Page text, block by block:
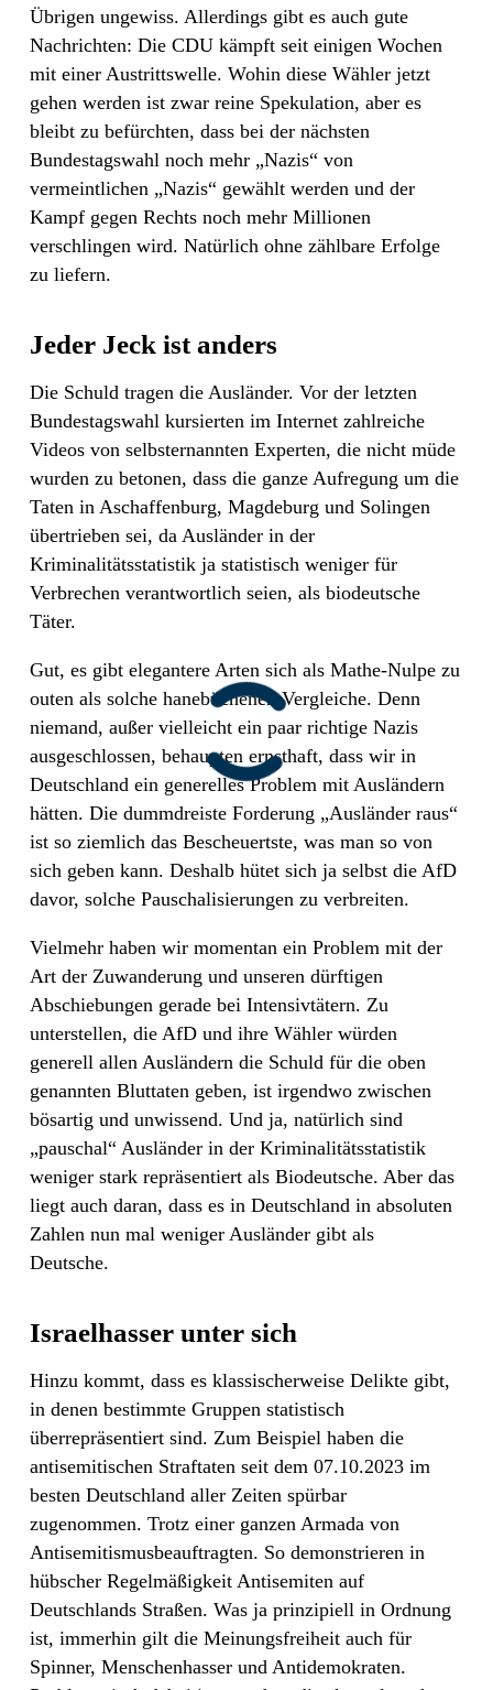
Übrigen ungewiss. Allerdings gibt es auch gute
Nachrichten: Die CDU kämpft seit einigen Wochen
mit einer Austrittswelle. Wohin diese Wähler jetzt
gehen werden ist zwar reine Spekulation, aber es
bleibt zu befürchten, dass bei der nächsten
Bundestagswahl noch mehr „Nazis“ von
vermeintlichen „Nazis“ gewählt werden und der
Kampf gegen Rechts noch mehr Millionen
verschlingen wird. Natürlich ohne zählbare Erfolge
zu liefern.
Jeder Jeck ist anders
Die Schuld tragen die Ausländer. Vor der letzten
Bundestagswahl kursierten im Internet zahlreiche
Videos von selbsternannten Experten, die nicht müde
wurden zu betonen, dass die ganze Aufregung um die
Taten in Aschaffenburg, Magdeburg und Solingen
übertrieben sei, da Ausländer in der
Kriminalitätsstatistik ja statistisch weniger für
Verbrechen verantwortlich seien, als biodeutsche
Täter.
Gut, es gibt elegantere Arten sich als Mathe-Nulpe zu
outen als solche hanebüchenen Vergleiche. Denn
niemand, außer vielleicht ein paar richtige Nazis
ausgeschlossen, behaupten ernsthaft, dass wir in
Deutschland ein generelles Problem mit Ausländern
hätten. Die dummdreiste Forderung „Ausländer raus“
ist so ziemlich das Bescheuertste, was man so von
sich geben kann. Deshalb hütet sich ja selbst die AfD
davor, solche Pauschalisierungen zu verbreiten.
Vielmehr haben wir momentan ein Problem mit der
Art der Zuwanderung und unseren dürftigen
Abschiebungen gerade bei Intensivtätern. Zu
unterstellen, die AfD und ihre Wähler würden
generell allen Ausländern die Schuld für die oben
genannten Bluttaten geben, ist irgendwo zwischen
bösartig und unwissend. Und ja, natürlich sind
„pauschal“ Ausländer in der Kriminalitätsstatistik
weniger stark repräsentiert als Biodeutsche. Aber das
liegt auch daran, dass es in Deutschland in absoluten
Zahlen nun mal weniger Ausländer gibt als
Deutsche.
Israelhasser unter sich
Hinzu kommt, dass es klassischerweise Delikte gibt,
in denen bestimmte Gruppen statistisch
überrepräsentiert sind. Zum Beispiel haben die
antisemitischen Straftaten seit dem 07.10.2023 im
besten Deutschland aller Zeiten spürbar
zugenommen. Trotz einer ganzen Armada von
Antisemitismusbeauftragten. So demonstrieren in
hübscher Regelmäßigkeit Antisemiten auf
Deutschlands Straßen. Was ja prinzipiell in Ordnung
ist, immerhin gilt die Meinungsfreiheit auch für
Spinner, Menschenhasser und Antidemokraten.